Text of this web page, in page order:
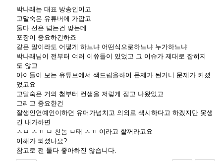
박나래는 대표 방송인이고
고말숙은 유튜버에 가깝고
둘다 선은 넘는건 맞는데
포장이 중요하긴하죠
같은 말이라도 어떻게 하느냐 어떤식으로하느냐 누가하느냐
박나래님이 전부터 여러 이쓔들이 있었고 그 이슈가 제대로 잡히지
도 않고
아이들이 보는 유튜브에서 색드립을하여 문제가 된거니 문제가 커졌
었고요
고말숙은 거의 첨부터 컨샘을 저렇게 잡고 나왔었고
그리고 중요한건
잘생인연예인이하면 유머가넘치고 의외로 색시하다고 하겠지만 못생
긴 내가하면
ㅅㅂ ㅅㄲ ㅁ 친놈 ㅂ태 ㅅㄲ 이라고 할꺼라고요
이해가 되셨나요?
참고로 전 둘다 좋아하진 않습니다.